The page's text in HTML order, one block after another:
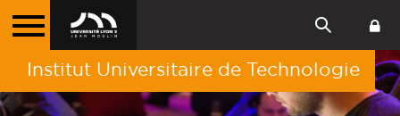
Institut Universitaire de Technologie